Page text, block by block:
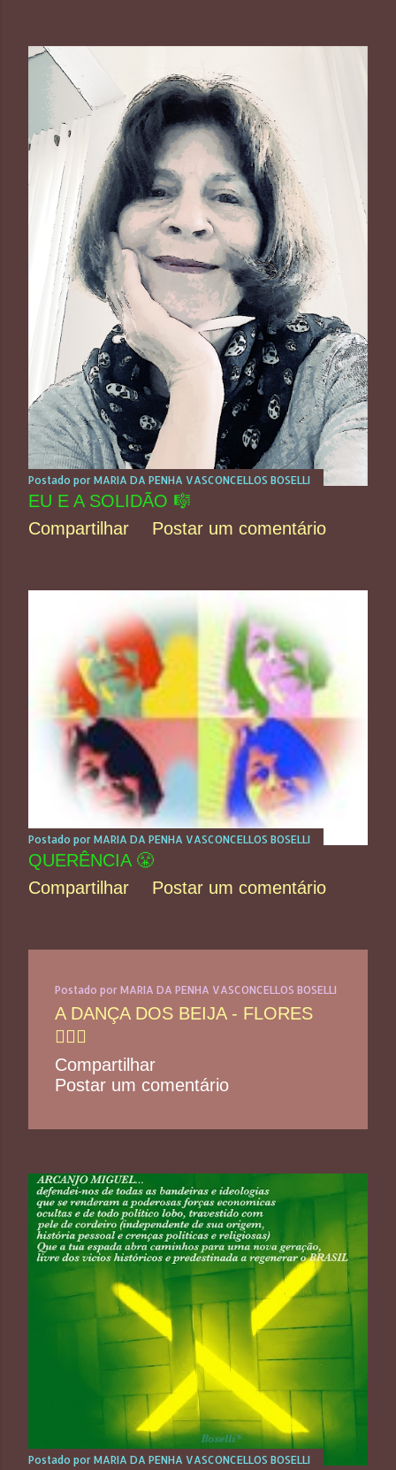
Postado por MARIA DA PENHA VASCONCELLOS BOSELLI
EU E A SOLIDÃO 🎼
Compartilhar
Postar um comentário
Postado por MARIA DA PENHA VASCONCELLOS BOSELLI
QUERÊNCIA 😤
Compartilhar
Postar um comentário
Postado por MARIA DA PENHA VASCONCELLOS BOSELLI
A DANÇA DOS BEIJA - FLORES
🧚🏼‍♂️
Compartilhar
Postar um comentário
Postado por MARIA DA PENHA VASCONCELLOS BOSELLI